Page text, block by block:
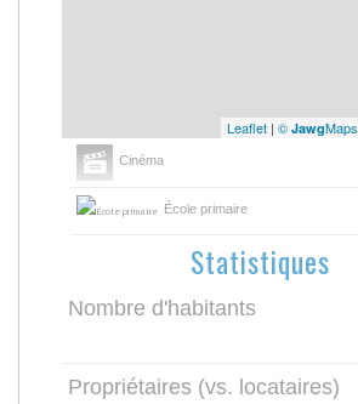
Leaflet | © JawgMaps
Cinéma
École primaire
Statistiques
Nombre d'habitants
Propriétaires (vs. locataires)